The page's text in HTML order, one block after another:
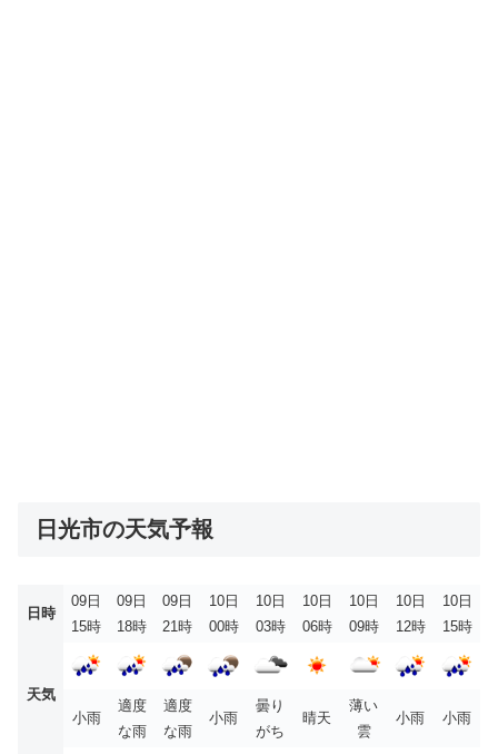
日光市の天気予報
日時
09日
15時
09日
18時
09日
21時
10日
00時
10日
03時
10日
06時
10日
09時
10日
12時
10日
15時
天気
小雨
適度
な雨
適度
な雨
小雨
曇り
がち
晴天
薄い
雲
小雨 小雨